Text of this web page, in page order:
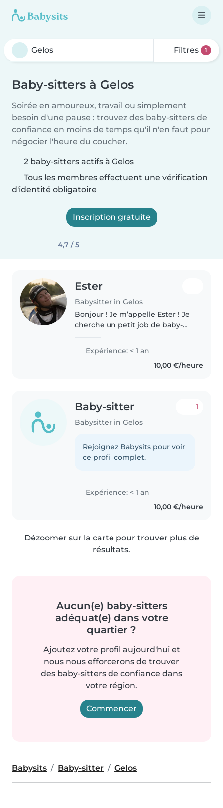
Filtres 1
Baby-sitters à Gelos
Soirée en amoureux, travail ou simplement
besoin d'une pause : trouvez des baby-sitters de
confiance en moins de temps qu'il n'en faut pour
négocier l'heure du coucher.
2 baby-sitters actifs à Gelos
Tous les membres effectuent une vérification
d'identité obligatoire
Inscription gratuite
4,7 / 5
Ester
Babysitter in Gelos
Bonjour ! Je m’appelle Ester ! Je
cherche un petit job de baby-
sportifs (je fais du kayak slalom à
haut niveau) et scolaires. On me
Expérience: < 1 an
10,00 €/heure
Baby-sitter
Babysitter in Gelos
1
Rejoignez Babysits pour voir
ce profil complet.
Expérience: < 1 an
10,00 €/heure
Dézoomer sur la carte pour trouver plus de
résultats.
Aucun(e) baby-sitters
adéquat(e) dans votre
quartier ?
Ajoutez votre profil aujourd'hui et
nous nous efforcerons de trouver
des baby-sitters de confiance dans
votre région.
Commencer
Babysits Baby-sitter Gelos